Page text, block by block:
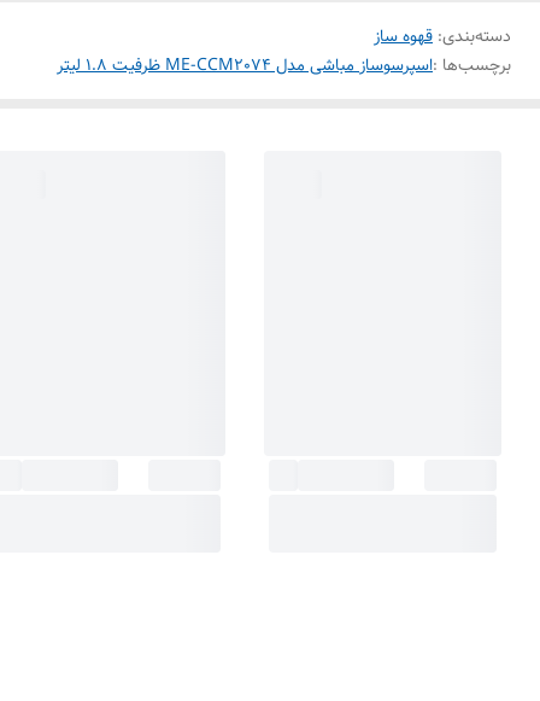
دسته‌بندی: قهوه ساز
برچسب‌ها :اسپرسوساز مباشی مدل ME-CCM2074 ظرفیت ۱.۸ لیتر